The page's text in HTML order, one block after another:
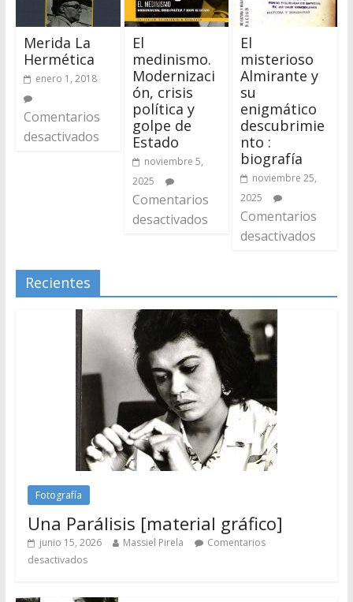
Merida La
Hermética
enero 1, 2018
Comentarios
desactivados
El
medinismo.
Modernizaci
ón, crisis
política y
golpe de
Estado
noviembre 5,
2025
Comentarios
desactivados
El
misterioso
Almirante y
su
enigmático
descubrimie
nto :
biografía
noviembre 25,
2025
Comentarios
desactivados
Recientes
Fotografía
Una Parálisis [material gráfico]
junio 15, 2026 Massiel Pirela
Comentarios
desactivados